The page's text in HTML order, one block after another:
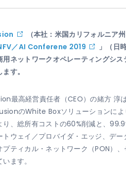
（本社：米国カリフォルニ
／AI Conferene 2019
」（日
用ネットワークオペレーティングシ
す。
最高経営責任者（CEO）の緒方 淳は
のWhite Boxソリューションに
り、総所有コストの60%削減と、
トウェイ／プロバイダ・エッジ、デ
プティカル・ネットワーク（PON）
ます。